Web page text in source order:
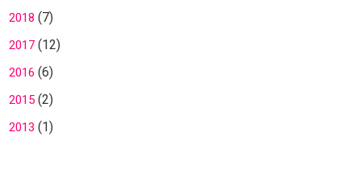
2018 (7)
2017(12)
2016 (6)
2015(2)
2013 (1)